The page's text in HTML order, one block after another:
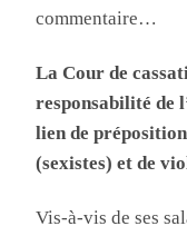
commentaire…
La Cour de
responsabilité de
lien de
(sexistes) et de
Vis-à-vis de ses